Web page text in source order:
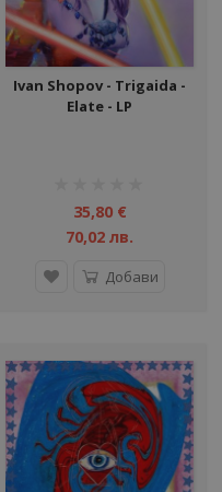
Ivan Shopov - Trigaida -
Elate - LP
35,80 €
70,02 лв.
Добави